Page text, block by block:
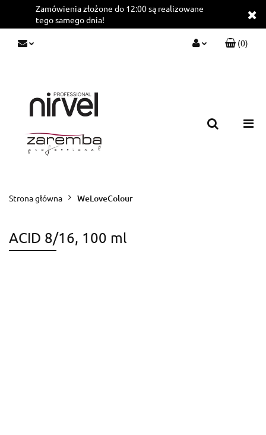
Zamówienia złożone do 12:00 są realizowane
tego samego dnia!
(0)
Strona główna WeLoveColour
ACID 8/16, 100 ml